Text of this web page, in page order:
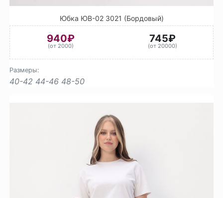
Юбка ЮВ-02 3021 (Бордовый)
940₽
(от 2000)
745₽
(от 20000)
Размеры:
40-42 44-46 48-50